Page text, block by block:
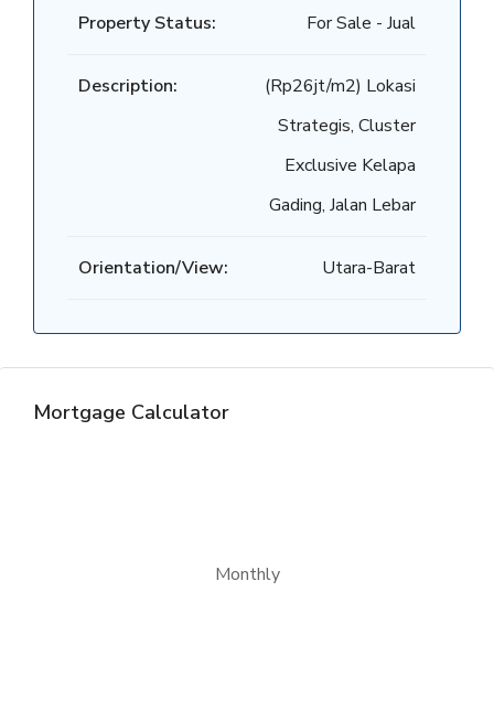
Property Status: For Sale - Jual
Description:
(Rp26jt/m2) Lokasi
Strategis, Cluster
Exclusive Kelapa
Gading, Jalan Lebar
Orientation/View: Utara-Barat
Mortgage Calculator
Monthly